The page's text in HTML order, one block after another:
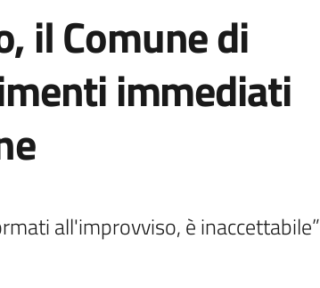
il Comune di
immediati
all'improvviso, è inaccettabile”